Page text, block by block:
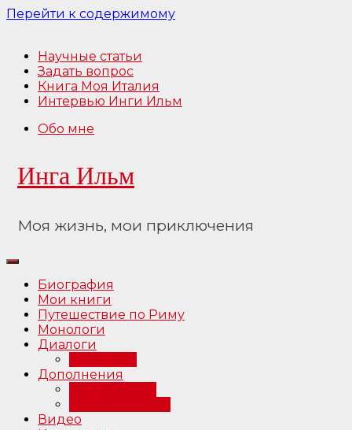
Перейти к содержимому
Научные статьи
Задать вопрос
Книга Моя Италия
Интервью Инги Ильм
Обо мне
Инга Ильм
Моя жизнь, мои приключения
Биография
Мои книги
Путешествие по Риму
Монологи
Диалоги
Дополнения
Видео